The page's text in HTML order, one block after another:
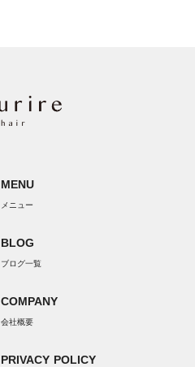
MENU
メニュー
BLOG
ブログ一覧
COMPANY
会社概要
PRIVACY POLICY